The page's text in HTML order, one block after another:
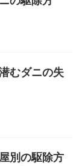
むダニの失
別の駆除方